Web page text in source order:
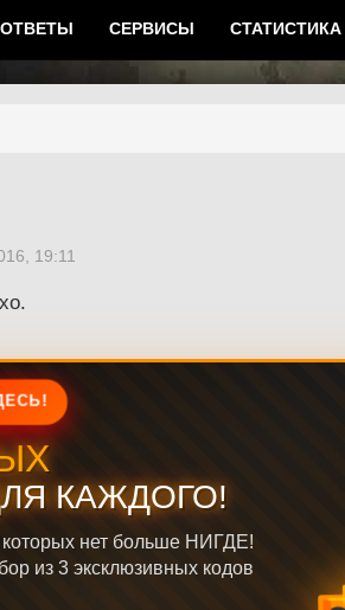
СЕРВИСЫ СТАТИСТИКА
19:11
КАЖДОГО!
нет больше НИГДЕ!
из 3 эксклюзивных кодов